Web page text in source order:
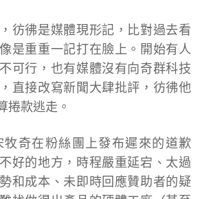
彷彿是媒體現形記，比對過去看
是重重一記打在臉上。開始有人
可行，也有媒體沒有向奇群科技
直接改寫新聞大肆批評，彷彿他
捲款逃走。
牧奇在粉絲團上發布遲來的道歉
好的地方，時程嚴重延宕、太過
和成本、未即時回應贊助者的疑